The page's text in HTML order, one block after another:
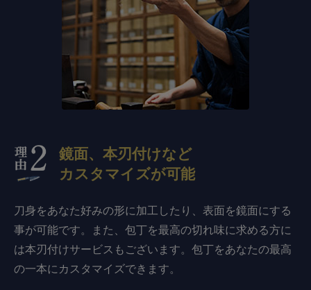
鏡面、本刃付けなど
カスタマイズが可能
刀身をあなた好みの形に加工したり、表面を鏡面にする
事が可能です。また、包丁を最高の切れ味に求める方に
は本刃付けサービスもございます。包丁をあなたの最高
の一本にカスタマイズできます。